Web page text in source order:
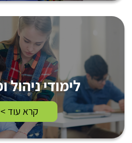
לימודי ניהול
קרא עוד >